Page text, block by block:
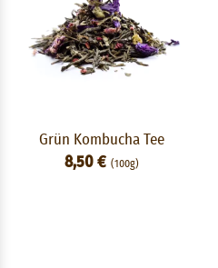
Grün Kombucha Tee
8,50 € (100g)